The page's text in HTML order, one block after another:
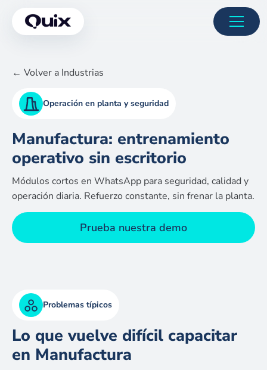
← Volver a Industrias
Operación en planta y seguridad
Manufactura: entrenamiento
operativo sin escritorio
Módulos cortos en WhatsApp para seguridad, calidad y
operación diaria. Refuerzo constante, sin frenar la planta.
Prueba nuestra demo
Problemas típicos
Lo que vuelve difícil capacitar
en Manufactura